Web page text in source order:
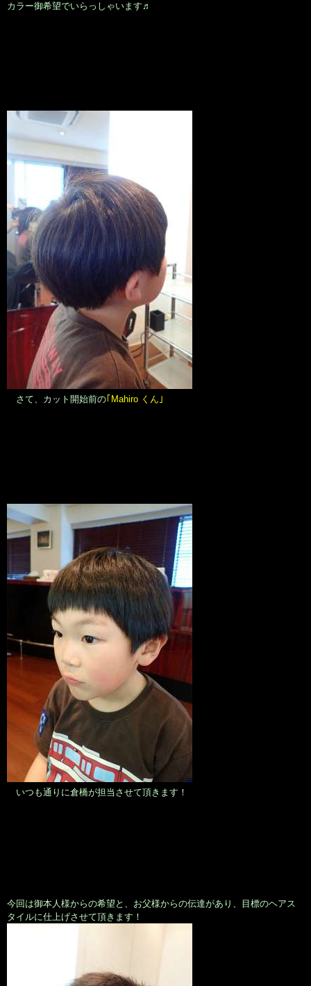
カラー御希望でいらっしゃいます♬
さて、カット開始前の｢Mahiro くん｣
いつも通りに倉橋が担当させて頂きます！
今回は御本人様からの希望と、お父様からの伝達があり、目標のヘアス
タイルに仕上げさせて頂きます！